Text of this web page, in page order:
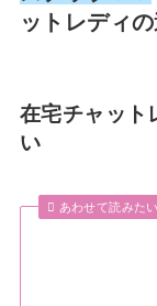
ットレディ
在宅チャット
い
あわせて読みたい